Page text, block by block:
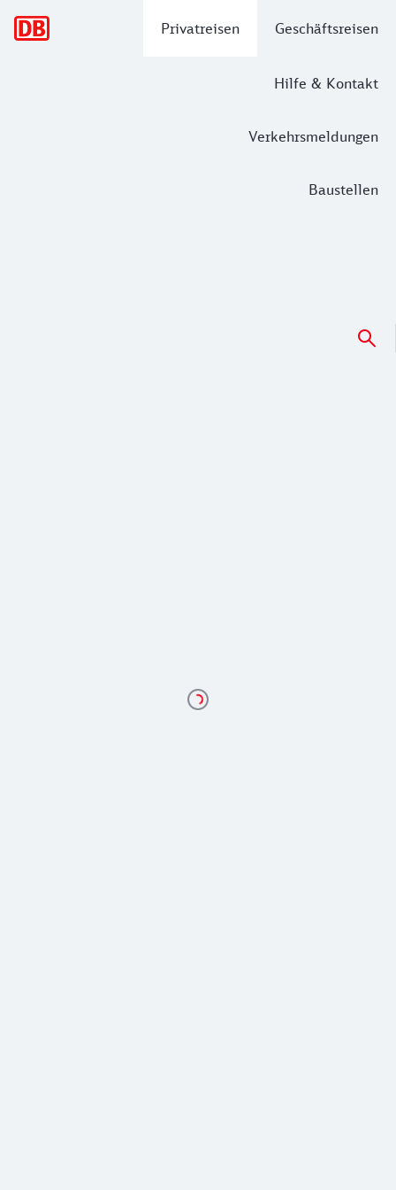
Privatreisen Geschäftsreisen
Hilfe & Kontakt
Verkehrsmeldungen
Baustellen